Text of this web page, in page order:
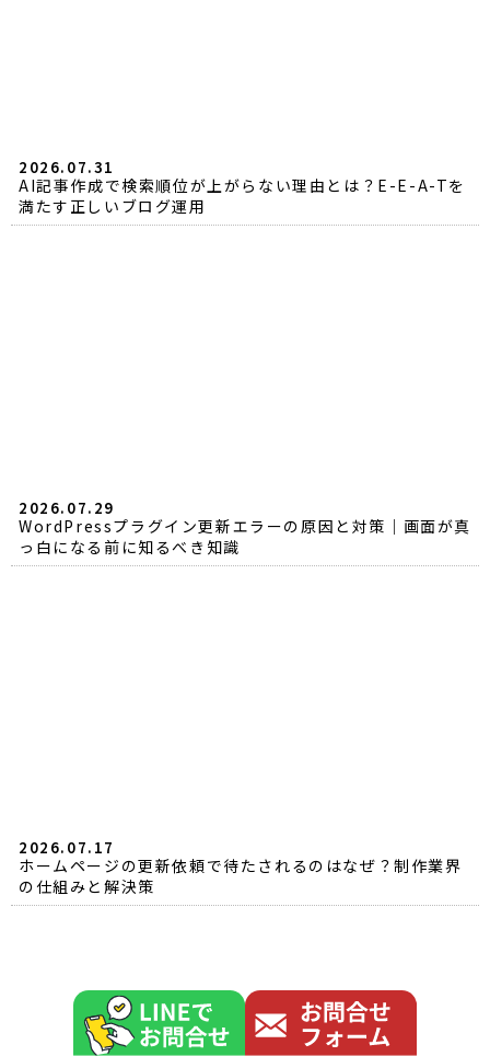
2026.07.31
AI記事作成で検索順位が上がらない理由とは？E-E-A-Tを
満たす正しいブログ運用
2026.07.29
WordPressプラグイン更新エラーの原因と対策｜画面が真
っ白になる前に知るべき知識
2026.07.17
ホームページの更新依頼で待たされるのはなぜ？制作業界
の仕組みと解決策